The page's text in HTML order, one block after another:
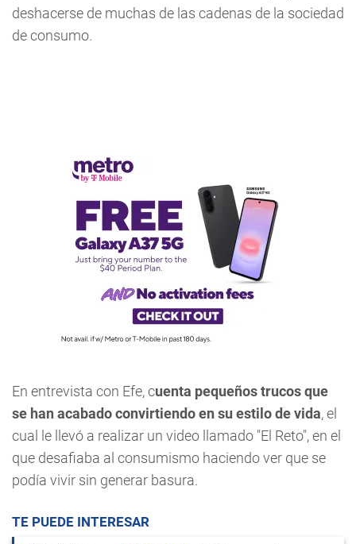
deshacerse de muchas de las cadenas de la sociedad
de consumo.
En entrevista con Efe, cuenta pequeños trucos que
se han acabado convirtiendo en su estilo de vida, el
cual le llevó a realizar un video llamado "El Reto", en el
que desafiaba al consumismo haciendo ver que se
podía vivir sin generar basura.
TE PUEDE INTERESAR